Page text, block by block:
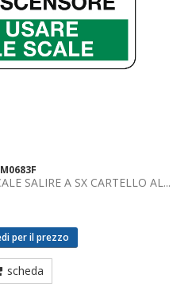
M0683F
SALIRE A SX CARTELLO AL...
per il prezzo
scheda